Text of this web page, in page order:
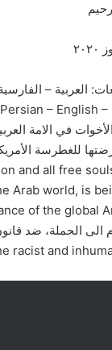
– الفارسية
– English
في الامة
للغطرسة
Arab world, is
of the global
الى الحملة، ضد
racist and